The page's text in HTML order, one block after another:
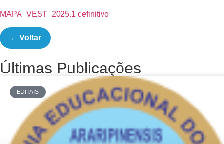
MAPA_VEST_2025.1 definitivo
← Voltar
Últimas Publicações
EDITAIS